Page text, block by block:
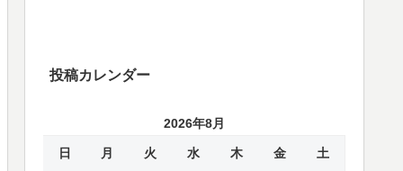
投稿カレンダー
2026年8月
日 月 火 水 木 金 土